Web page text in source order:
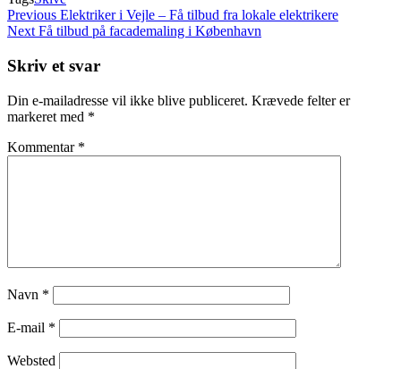
Indlægsnavigation
Previous
Post
Previous Elektriker i Vejle – Få tilbud fra lokale elektrikere
Next
Next Få tilbud på facademaling i København
Skriv et svar
Din e-mailadresse vil ikke blive publiceret. Krævede felter er
markeret med *
Kommentar *
Navn *
E-mail *
Websted